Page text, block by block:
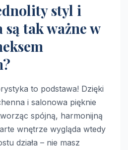
styl i
tak ważne w
to podstawa! Dzięki
i salonowa pięknie
spójną, harmonijną
wnętrze wygląda wtedy
działa – nie masz